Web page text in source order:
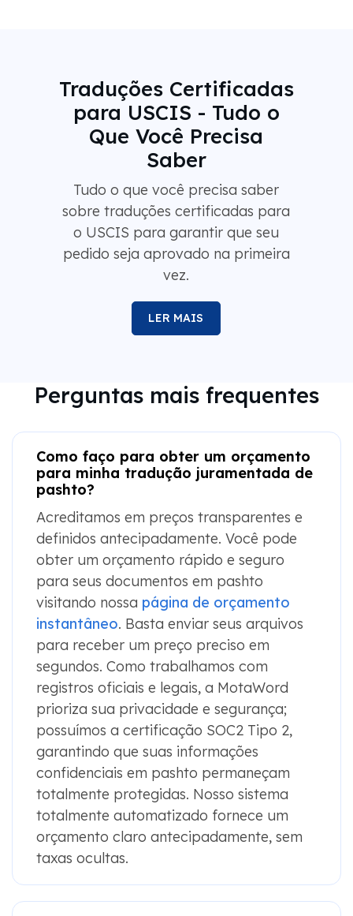
Traduções Certificadas
para USCIS - Tudo o
Que Você Precisa
Saber
Tudo o que você precisa saber
sobre traduções certificadas para
o USCIS para garantir que seu
pedido seja aprovado na primeira
vez.
LER MAIS
Perguntas mais frequentes
Como faço para obter um orçamento
para minha tradução juramentada de
pashto?
Acreditamos em preços transparentes e
definidos antecipadamente. Você pode
obter um orçamento rápido e seguro
para seus documentos em pashto
visitando nossa página de orçamento
instantâneo. Basta enviar seus arquivos
para receber um preço preciso em
segundos. Como trabalhamos com
registros oficiais e legais, a MotaWord
prioriza sua privacidade e segurança;
possuímos a certificação SOC2 Tipo 2,
garantindo que suas informações
confidenciais em pashto permaneçam
totalmente protegidas. Nosso sistema
totalmente automatizado fornece um
orçamento claro antecipadamente, sem
taxas ocultas.